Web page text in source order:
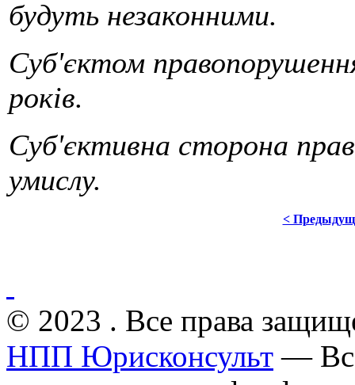
будуть незаконними.
Суб'єктом
років.
Суб'єктивна сторона
умислу.
<
© 2023 . Все права
НПП Юрисконсульт —